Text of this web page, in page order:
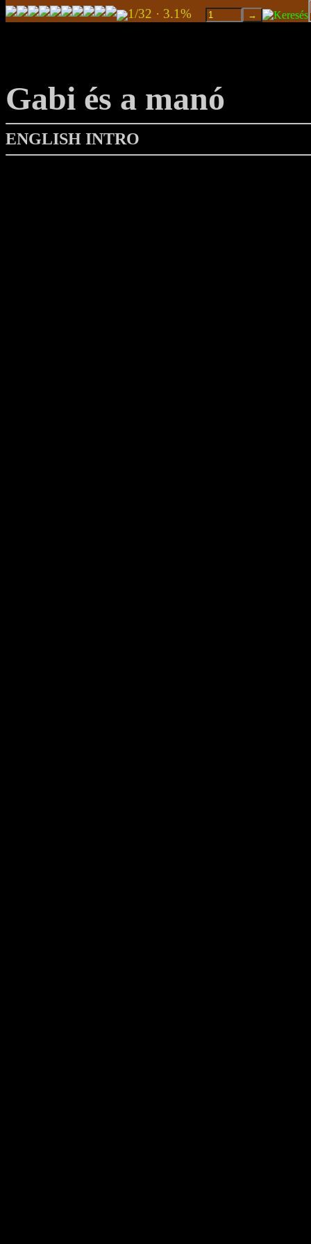
1/32 · 3.1%
Gabi és a manó
ENGLISH INTRO